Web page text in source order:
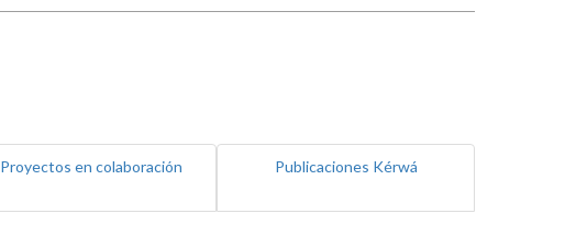
Proyectos en colaboración Publicaciones Kérwá